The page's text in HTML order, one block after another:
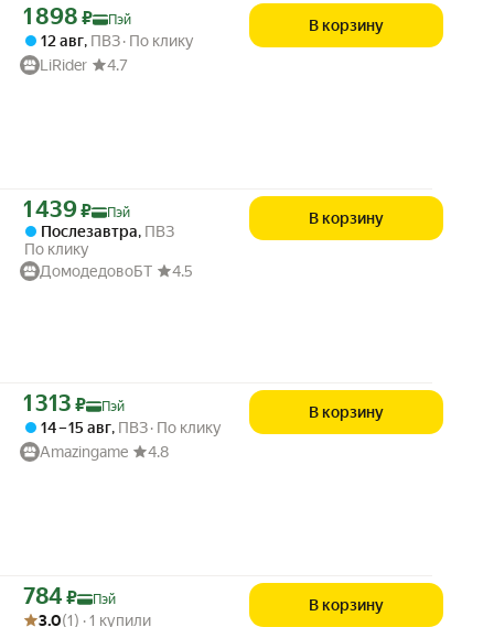
Цена с картой Яндекс Пэй 1898 ₽ вместо
1 898 ₽ Пэй
12 авг, ПВЗ По клику
LiRider
4.7
В корзину
Цена с картой Яндекс Пэй 1439 ₽ вместо
1 439₽ Пэй
Послезавтра, ПВЗ
По клику
ДомодедовоБТ
4.5
В корзину
Цена с картой Яндекс Пэй 1313 ₽ вместо
1 313 ₽ Пэй
14 – 15 авг, ПВЗ По клику
Amazingame
4.8
В корзину
Цена с картой Яндекс Пэй 784 ₽ вместо
784 ₽
Пэй
Рейтинг товара: 3.0 из 5
Оценок: (1) · 1 купили
3.0(1) · 1 купили
В корзину